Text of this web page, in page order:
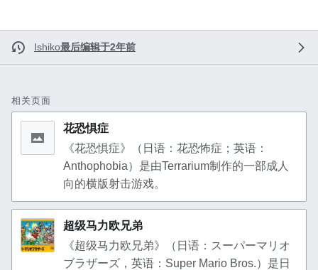
Ishiko最后编辑于2年前
相关页面
花恐惧症
《花恐惧症》（日语：花恐怖症；英语：
Anthophobia）是由Terrarium制作的一部成人
向的横版射击游戏。
超级马力欧兄弟
《超级马力欧兄弟》（日语：スーパーマリオ
ブラザーズ，英语：Super Mario Bros.）是日